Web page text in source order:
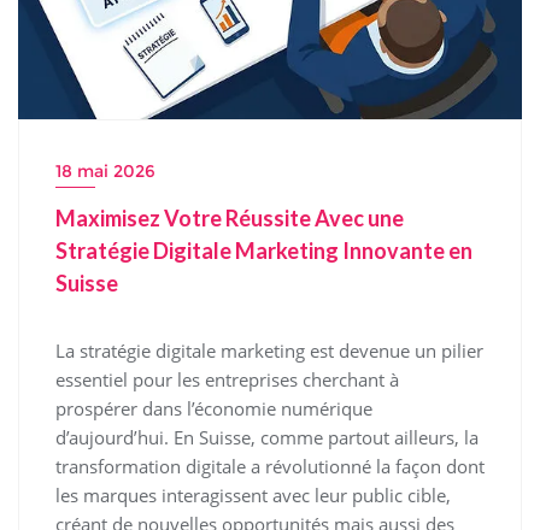
18 mai 2026
Maximisez Votre Réussite Avec une
Stratégie Digitale Marketing Innovante en
Suisse
La stratégie digitale marketing est devenue un pilier
essentiel pour les entreprises cherchant à
prospérer dans l’économie numérique
d’aujourd’hui. En Suisse, comme partout ailleurs, la
transformation digitale a révolutionné la façon dont
les marques interagissent avec leur public cible,
créant de nouvelles opportunités mais aussi des